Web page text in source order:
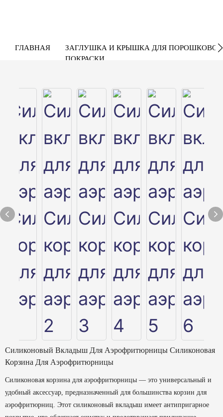
ГЛАВНАЯ
ЗАГЛУШКА И КРЫШКА ДЛЯ ПОРОШКОВОЙ
ПОКРАСКИ
Силиконовый Вкладыш Для Аэрофритюрницы Силиконовая
Корзина Для Аэрофритюрницы
Силиконовая корзина для аэрофритюрницы — это универсальный и
удобный аксессуар, предназначенный для большинства корзин для
аэрофритюрниц. Этот силиконовый вкладыш имеет антипригарное